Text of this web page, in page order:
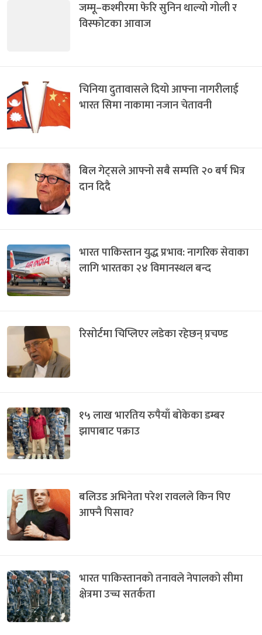
जम्मू–कश्मीरमा फेरि सुनिन थाल्यो गोली र
विस्फोटका आवाज
चिनिया दुतावासले दियो आफ्ना नागरीलाई
भारत सिमा नाकामा नजान चेतावनी
बिल गेट्सले आफ्नो सबै सम्पत्ति २० बर्ष भित्र
दान दिदै
भारत पाकिस्तान युद्ध प्रभाव: नागरिक सेवाका
लागि भारतका २४ विमानस्थल बन्द
रिसोर्टमा चिप्लिएर लडेका रहेछन् प्रचण्ड
१५ लाख भारतिय रुपैयाँ बोकेका डम्बर
झापाबाट पक्राउ
बलिउड अभिनेता परेश रावलले किन पिए
आफ्नै पिसाव?
भारत पाकिस्तानको तनावले नेपालको सीमा
क्षेत्रमा उच्च सतर्कता